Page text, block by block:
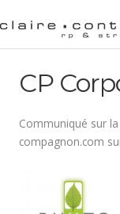
CP
Communiqué sur
compagnon.com